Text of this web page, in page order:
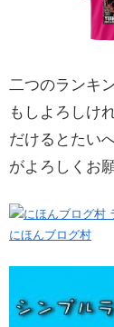
二つのランキ
もしよろしけ
だけるとたい
がよろしくお
にほんブログ村